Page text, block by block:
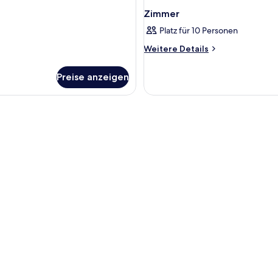
Preise anzeigen
Zimmer
Platz für 10 Personen
Weitere Details
Weitere